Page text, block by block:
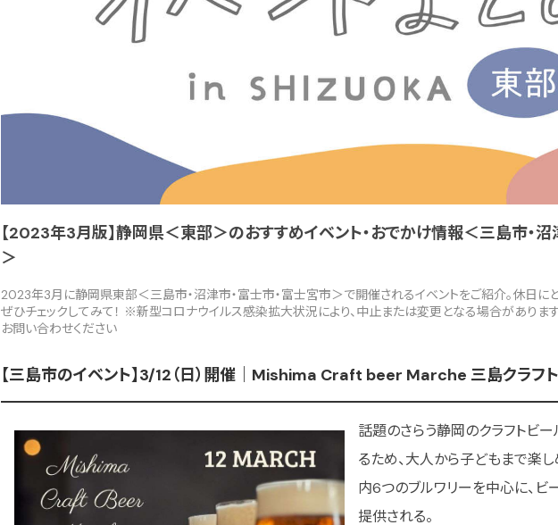
【2023年3月版】静岡県＜東部＞のおすすめイベント・おでかけ情報＜三島市・沼
＞
2023年3月に静岡県東部＜三島市・沼津市・富士市・富士宮市＞で開催されるイベントをご紹介。休日に
ぜひチェックしてみて！ ※新型コロナウイルス感染拡大状況により、中止または変更となる場合がありま
お問い合わせください
【三島市のイベント】3/12（日）開催｜Mishima Craft beer Marche 三島クラフ
話題のさらう静岡のクラフトビ
るため、大人から子どもまで楽
内6つのブルワリーを中心に、ビ
提供される。